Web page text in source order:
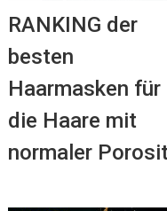
RANKING der
besten
Haarmasken für
die Haare mit
normaler